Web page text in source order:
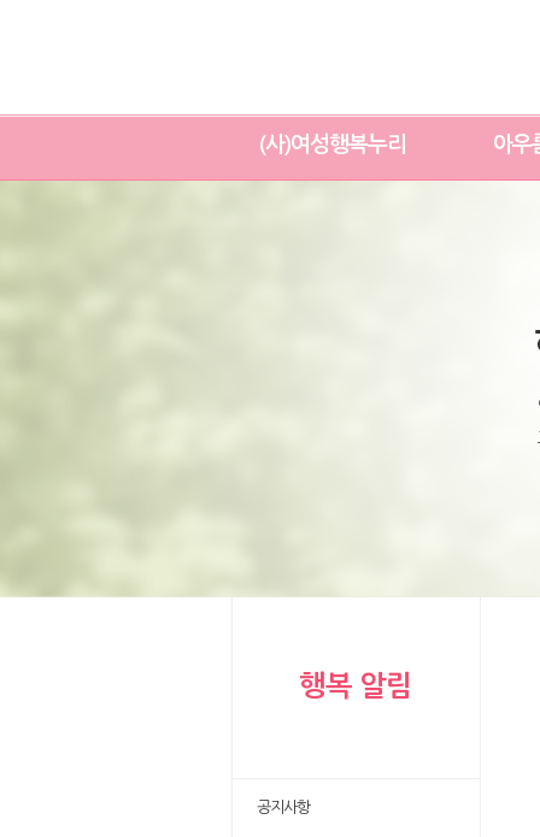
(사)여성행복누리 아우
행복 알림
공지사항